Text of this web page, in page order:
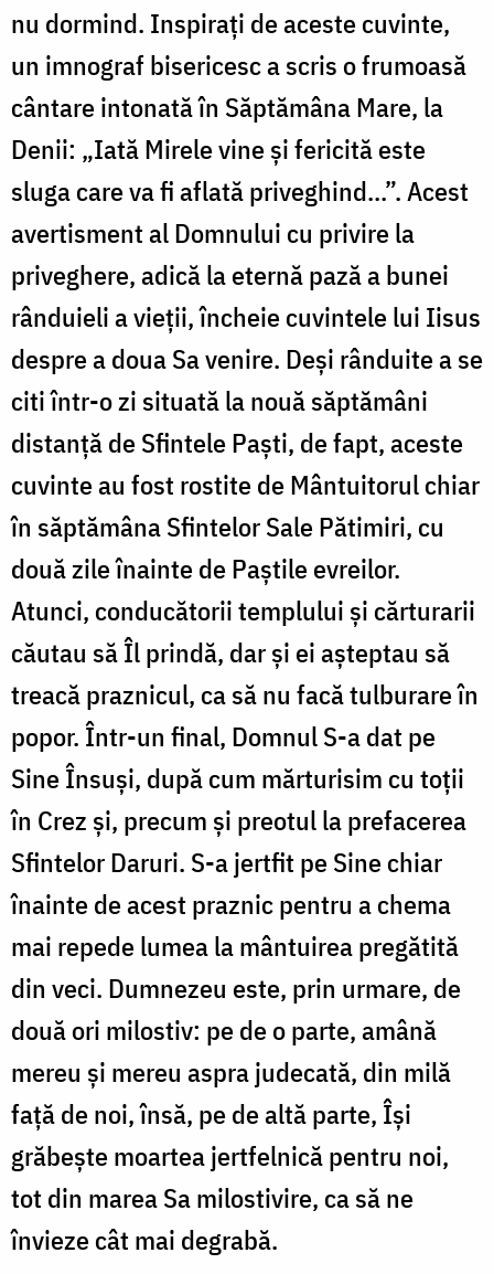
nu dormind. Inspirați de aceste cuvinte,
un imnograf bisericesc a scris o frumoasă
cântare intonată în Săptămâna Mare, la
Denii: „Iată Mirele vine și fericită este
sluga care va fi aflată priveghind...”. Acest
avertisment al Domnului cu privire la
priveghere, adică la eternă pază a bunei
rânduieli a vieții, încheie cuvintele lui Iisus
despre a doua Sa venire. Deși rânduite a se
citi într-o zi situată la nouă săptămâni
distanță de Sfintele Paști, de fapt, aceste
cuvinte au fost rostite de Mântuitorul chiar
în săptămâna Sfintelor Sale Pătimiri, cu
două zile înainte de Paștile evreilor.
Atunci, conducătorii templului și cărturarii
căutau să Îl prindă, dar și ei așteptau să
treacă praznicul, ca să nu facă tulburare în
popor. Într-un final, Domnul S-a dat pe
Sine Însuși, după cum mărturisim cu toții
în Crez și, precum și preotul la prefacerea
Sfintelor Daruri. S-a jertfit pe Sine chiar
înainte de acest praznic pentru a chema
mai repede lumea la mântuirea pregătită
din veci. Dumnezeu este, prin urmare, de
două ori milostiv: pe de o parte, amână
mereu și mereu aspra judecată, din milă
față de noi, însă, pe de altă parte, Își
grăbește moartea jertfelnică pentru noi,
tot din marea Sa milostivire, ca să ne
învieze cât mai degrabă.